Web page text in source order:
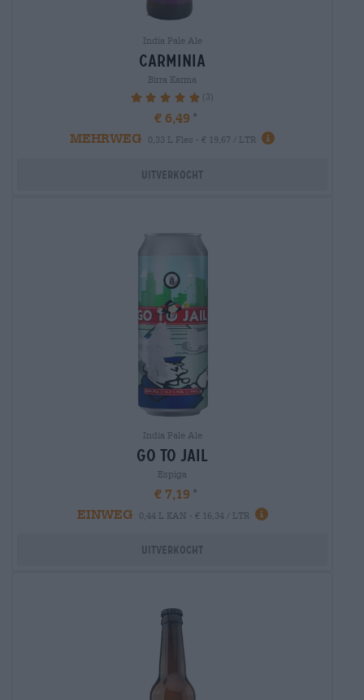
India Pale Ale
carminia
Birra Karma
100% (3)
€ 6,49
MEHRWEG
0,33 L Fles - € 19,67 / LTR
Uitverkocht
India Pale Ale
go to jail
Espiga
€ 7,19
EINWEG
0,44 L KAN - € 16,34 / LTR
Uitverkocht